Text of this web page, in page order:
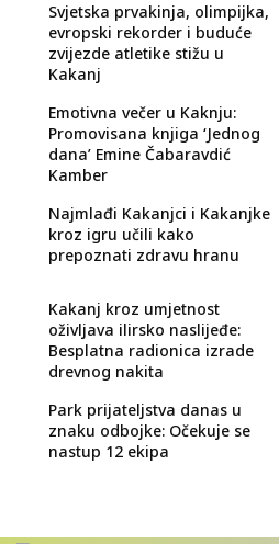
Svjetska prvakinja, olimpijka,
evropski rekorder i buduće
zvijezde atletike stižu u
Kakanj
Emotivna večer u Kaknju:
Promovisana knjiga ‘Jednog
dana’ Emine Čabaravdić
Kamber
Najmlađi Kakanjci i Kakanjke
kroz igru učili kako
prepoznati zdravu hranu
Kakanj kroz umjetnost
oživljava ilirsko naslijeđe:
Besplatna radionica izrade
drevnog nakita
Park prijateljstva danas u
znaku odbojke: Očekuje se
nastup 12 ekipa